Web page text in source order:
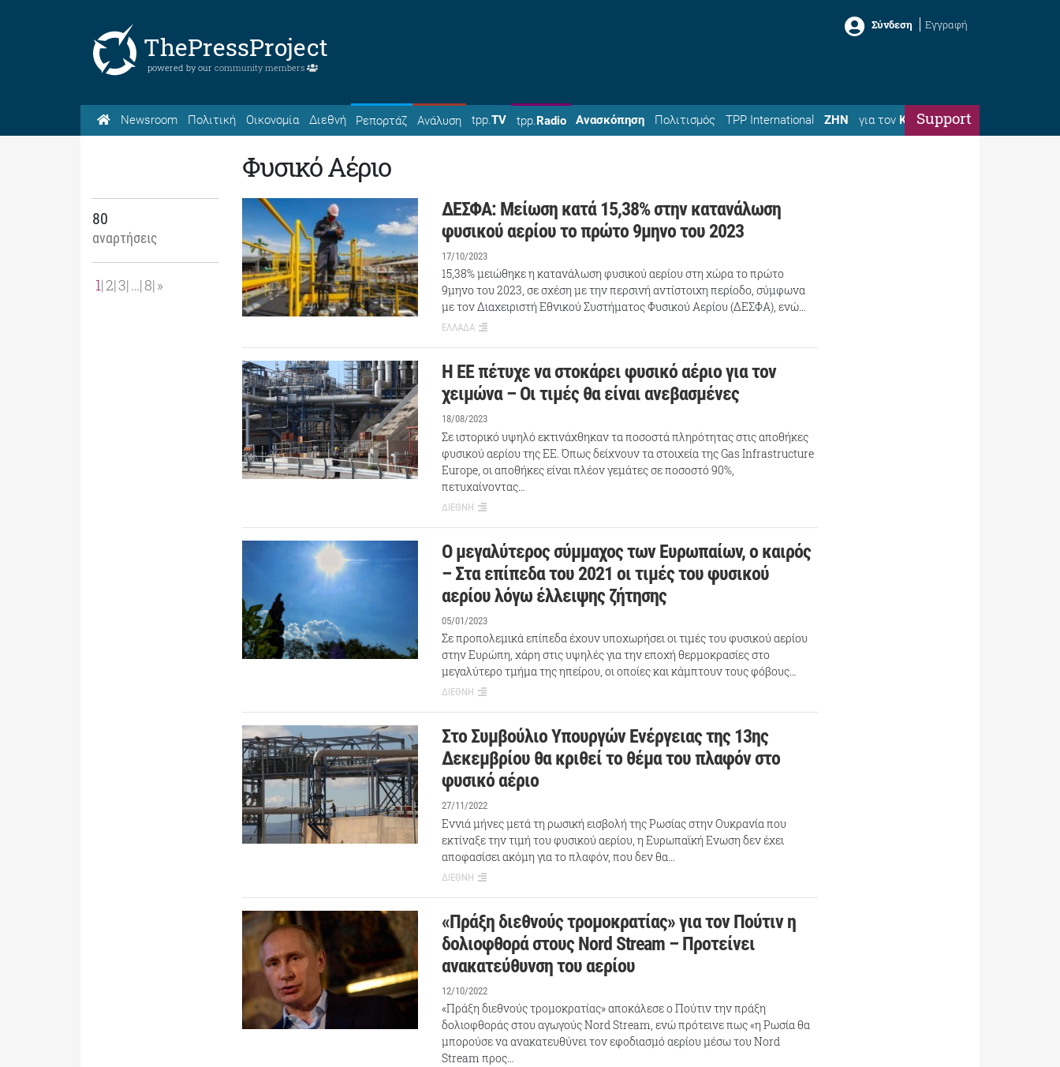
ThePressProject
powered by our community members
Σύνδεση Εγγραφή
Newsroom Πολιτική Οικονομία Διεθνή Ρεπορτάζ Ανάλυση tpp.TV tpp.Radio Ανασκόπηση Πολιτισμός TPP International ΖΗΝ για τον ΚώσταSupport
Φυσικό Αέριο
80
αναρτήσεις
1 2 3 … 8 »
ΔΕΣΦΑ: Μείωση κατά 15,38% στην κατανάλωση
φυσικού αερίου το πρώτο 9μηνο του 2023
17/10/2023
15,38% μειώθηκε η κατανάλωση φυσικού αερίου στη χώρα το πρώτο
9μηνο του 2023, σε σχέση με την περσινή αντίστοιχη περίοδο, σύμφωνα
με τον Διαχειριστή Εθνικού Συστήματος Φυσικού Αερίου (ΔΕΣΦΑ), ενώ…
ΕΛΛΑΔΑ
Η ΕΕ πέτυχε να στοκάρει φυσικό αέριο για τον
χειμώνα – Οι τιμές θα είναι ανεβασμένες
18/08/2023
Σε ιστορικό υψηλό εκτινάχθηκαν τα ποσοστά πληρότητας στις αποθήκες
φυσικού αερίου της ΕΕ. Όπως δείχνουν τα στοιχεία της Gas Infrastructure
Europe, οι αποθήκες είναι πλέον γεμάτες σε ποσοστό 90%,
πετυχαίνοντας…
ΔΙΕΘΝΗ
Ο μεγαλύτερος σύμμαχος των Ευρωπαίων, ο καιρός
– Στα επίπεδα του 2021 οι τιμές του φυσικού
αερίου λόγω έλλειψης ζήτησης
05/01/2023
Σε προπολεμικά επίπεδα έχουν υποχωρήσει οι τιμές του φυσικού αερίου
στην Ευρώπη, χάρη στις υψηλές για την εποχή θερμοκρασίες στο
μεγαλύτερο τμήμα της ηπείρου, οι οποίες και κάμπτουν τους φόβους…
ΔΙΕΘΝΗ
Στο Συμβούλιο Υπουργών Ενέργειας της 13ης
Δεκεμβρίου θα κριθεί το θέμα του πλαφόν στο
φυσικό αέριο
27/11/2022
Εννιά μήνες μετά τη ρωσική εισβολή της Ρωσίας στην Ουκρανία που
εκτίναξε την τιμή του φυσικού αερίου, η Ευρωπαϊκή Ενωση δεν έχει
αποφασίσει ακόμη για το πλαφόν, που δεν θα…
ΔΙΕΘΝΗ
«Πράξη διεθνούς τρομοκρατίας» για τον Πούτιν η
δολιοφθορά στους Nord Stream – Προτείνει
ανακατεύθυνση του αερίου
12/10/2022
«Πράξη διεθνούς τρομοκρατίας» αποκάλεσε ο Πούτιν την πράξη
δολιοφθοράς στου αγωγούς Nord Stream, ενώ πρότεινε πως «η Ρωσία θα
μπορούσε να ανακατευθύνει τον εφοδιασμό αερίου μέσω του Nord
Stream προς…